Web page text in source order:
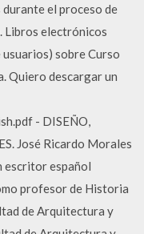
el proceso de
Libros electrónicos
usuarios) sobre Curso
Quiero descargar un
- DISEÑO,
José Ricardo Morales
escritor español
profesor de Historia
de Arquitectura y